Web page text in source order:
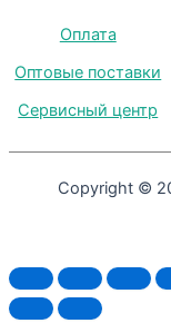
Оплата
Оптовые поставки
Сервисный центр
Copyright ©